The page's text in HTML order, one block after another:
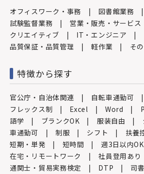
オフィスワーク・事務
図書館業務
試験監督業務
営業・販売・サービス
クリエイティブ
IT・エンジニア
品質保証・品質管理
軽作業 そ
特徴から探す
官公庁・自治体関連
自転車通勤可
フレックス制
Excel Word
語学
ブランクOK 服装自由
車通勤可
制服 シフト
扶養
短期・単発
短時間
週3日以内OK
在宅・リモートワーク
社員登用あり
通関士・貿易実務検定
DTP 司書